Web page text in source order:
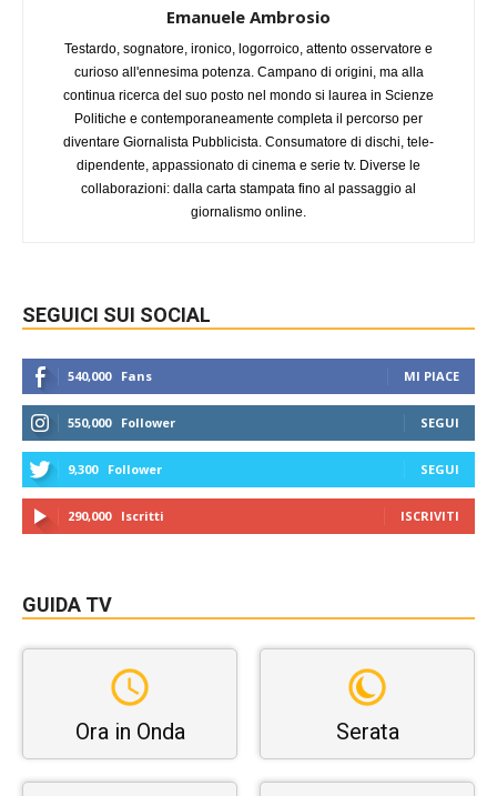
Emanuele Ambrosio
Testardo, sognatore, ironico, logorroico, attento osservatore e
curioso all'ennesima potenza. Campano di origini, ma alla
continua ricerca del suo posto nel mondo si laurea in Scienze
Politiche e contemporaneamente completa il percorso per
diventare Giornalista Pubblicista. Consumatore di dischi, tele-
dipendente, appassionato di cinema e serie tv. Diverse le
collaborazioni: dalla carta stampata fino al passaggio al
giornalismo online.
SEGUICI SUI SOCIAL
540,000 Fans MI PIACE
550,000 Follower SEGUI
9,300 Follower SEGUI
290,000 Iscritti ISCRIVITI
GUIDA TV
Ora in Onda Serata